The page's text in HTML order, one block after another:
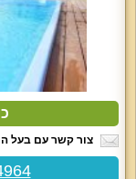
צור קשר עם בעל
052-